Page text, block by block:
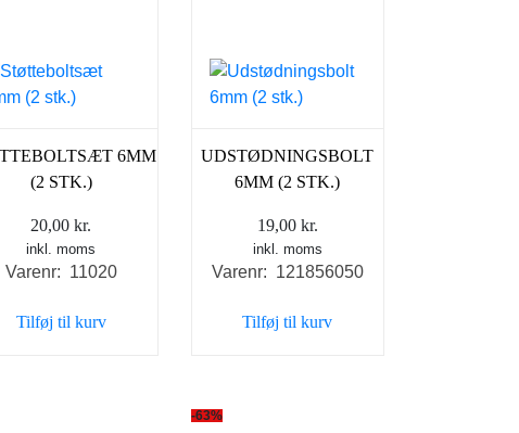
6MM
(2 STK.)
20,00kr.
inkl. moms
Varenr: 11020
Tilføj til kurv
UDSTØDNINGSBOLT
6MM (2 STK.)
19,00 kr.
inkl. moms
Varenr: 121856050
Tilføj til kurv
-63%